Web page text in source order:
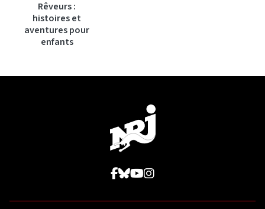
Rêveurs :
histoires et
aventures pour
enfants